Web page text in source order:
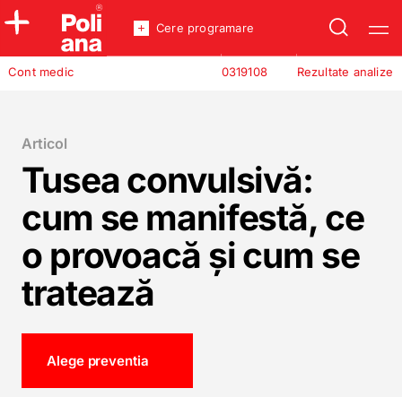
Policlinica
Cont medic Rezultate analize
0319108
Cere programare
Articol
Tusea convulsivă:
cum se manifestă, ce
o provoacă și cum se
tratează
Alege preventia